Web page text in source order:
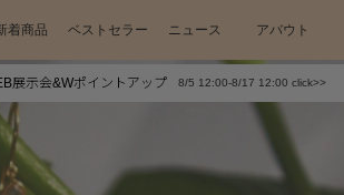
着商品 ベストセラー ニュース アバウト
アクセ） ＃写真映えアクセ
展示会&Wポイントアップ 8/5 12:00-8/17 12:00 click>>